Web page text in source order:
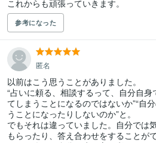
これからも頑張っていきます。
参考になった
匿名
以前はこう思うことがありました。
“占いに頼る、相談するって、自分自
てしまうことになるのではないか”“自
うことになったりしないのか”と。
でもそれは違っていました。自分では
もらったり、答え合わせをすることが